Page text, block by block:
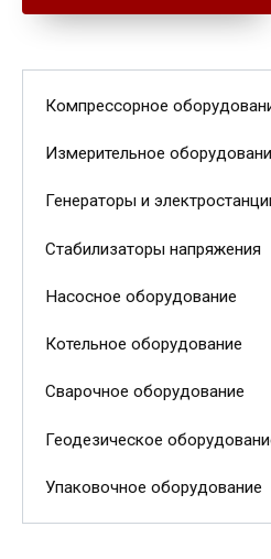
Компрессорное
Измерительное
Генераторы и
Стабилизаторы напряжения
Насосное оборудование
Котельное оборудование
Сварочное оборудование
Геодезическое
Упаковочное оборудование